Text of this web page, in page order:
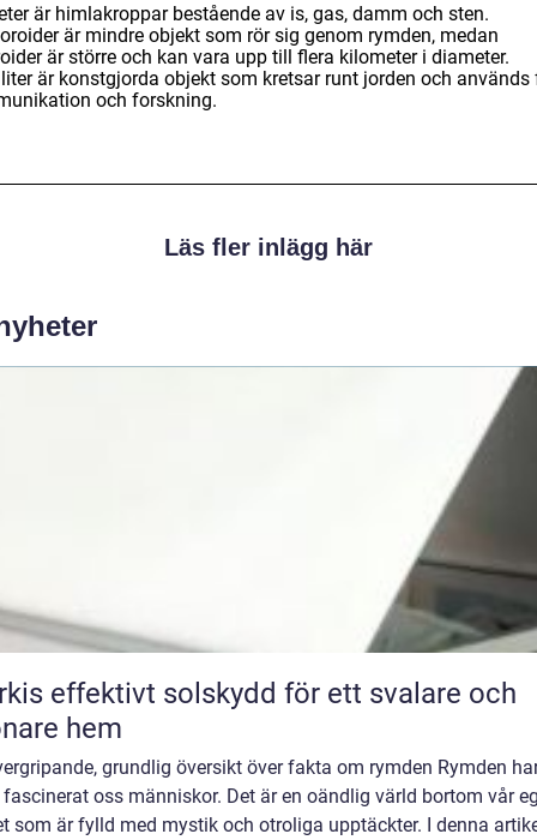
är himlakroppar bestående av is, gas, damm och sten.
är mindre objekt som rör sig genom rymden, medan
är större och kan vara upp till flera kilometer i diameter.
är konstgjorda objekt som kretsar runt jorden och används
och forskning.
Läs fler inlägg här
för ett svalare och
hem
grundlig översikt över fakta om rymden Rymden
oss människor. Det är en oändlig värld bortom vår
som är fylld med mystik och otroliga upptäckter. I denna